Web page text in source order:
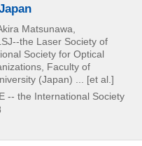
Matsunawa,
the Laser Society of
Society for Optical
Faculty of
(Japan) ... [et al.]
-- the International Society